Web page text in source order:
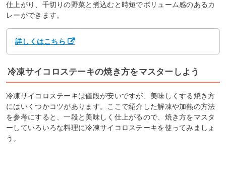
仕上がり、千切りの野菜と煮込むと時短でボリューム感のあるカ
レーができます。
詳しくはこちら
冷凍サイコロステーキの焼き方をマスターしよう
冷凍サイコロステーキは値段が安いですが、美味しくする焼き方
にはいくつかコツがあります。ここで紹介した解凍や加熱の方法
を参考にすると、一段と美味しく仕上がるので、焼き方をマスタ
ーしていろいろな料理に冷凍サイコロステーキを使ってみましょ
う。